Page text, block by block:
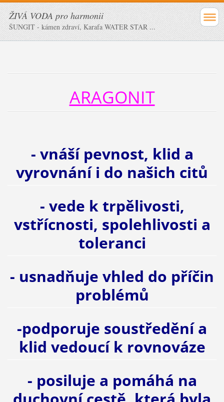
ŽIVÁ VODA pro harmonii
ŠUNGIT - kámen zdraví, Karafa WATER STAR ...
ARAGONIT
- vnáší pevnost, klid a
vyrovnání i do našich citů
- vede k trpělivosti,
vstřícnosti, spolehlivosti a
toleranci
- usnadňuje vhled do příčin
problémů
-podporuje soustředění a
klid vedoucí k rovnováze
- posiluje a pomáhá na